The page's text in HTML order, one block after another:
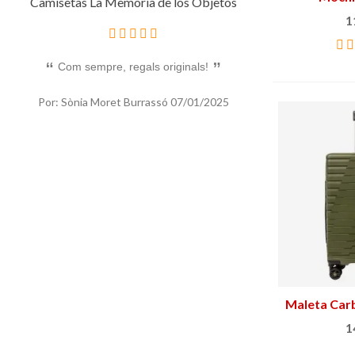
01/2025
Un bon regal original per a qui els agrada la
Maleta